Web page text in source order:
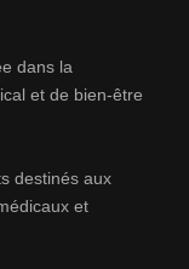
dans la
et de bien-être
destinés aux
et